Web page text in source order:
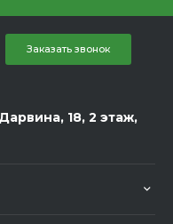
Заказать звонок
18, 2 этаж,